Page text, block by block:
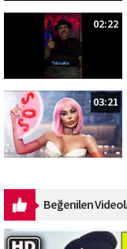
02:22
03:21
Beğenilen